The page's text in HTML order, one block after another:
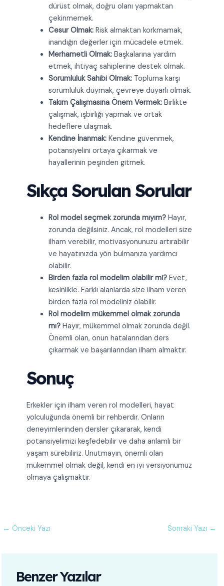
dürüst olmak, doğru olanı yapmaktan
çekinmemek.
Cesur Olmak:Risk almaktan korkmamak,
inandığın değerler için mücadele etmek.
Merhametli Olmak:Başkalarına yardım
etmek, ihtiyaç sahiplerine destek olmak.
Sorumluluk Sahibi Olmak:Topluma karşı
sorumluluk duymak, çevreye duyarlı olmak.
Takım Çalışmasına Önem Vermek:Birlikte
çalışmak, işbirliği yapmak ve ortak
hedeflere ulaşmak.
Kendine İnanmak:Kendine güvenmek,
potansiyelini ortaya çıkarmak ve
hayallerinin peşinden gitmek.
Sıkça Sorulan Sorular
Rol model seçmek zorunda mıyım?Hayır,
zorunda değilsiniz. Ancak, rol modelleri size
ilham verebilir, motivasyonunuzu artırabilir
ve hayatınızda yön bulmanıza yardımcı
olabilir.
Birden fazla rol modelim olabilir mi?Evet,
kesinlikle. Farklı alanlarda size ilham veren
birden fazla rol modeliniz olabilir.
Rol modelim mükemmel olmak zorunda
mı?Hayır, mükemmel olmak zorunda değil.
Önemli olan, onun hatalarından ders
çıkarmak ve başarılarından ilham almaktır.
Sonuç
Erkekler için ilham veren rol modelleri, hayat
yolculuğunda önemli bir rehberdir. Onların
deneyimlerinden dersler çıkararak, kendi
potansiyelimizi keşfedebilir ve daha anlamlı bir
yaşam sürebiliriz. Unutmayın, önemli olan
mükemmel olmak değil, kendi en iyi versiyonumuz
olmaya çalışmaktır.
← Önceki Yazı Sonraki Yazı →
Benzer Yazılar